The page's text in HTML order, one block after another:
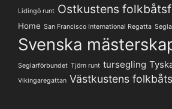
Lidingö runt Ostkustens
Home San Francisco International Regatta
Svenska
Seglarförbundet Tjörn runt tursegling
Vikingaregattan Västkustens